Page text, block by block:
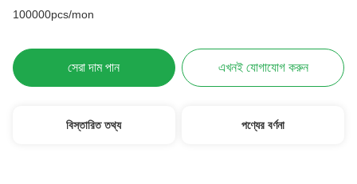
100000pcs/mon
সেরা দাম পান এখনই যোগাযোগ করুন
বিস্তারিত তথ্য পণ্যের বর্ণনা